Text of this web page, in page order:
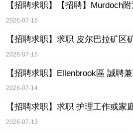
【招聘求职】 【招聘】Murdoch
2026-07-16
【招聘求职】求职 皮尔巴拉矿区
2026-07-15
【招聘求职】 Ellenbrook區 誠聘
2026-07-14
【招聘求职】求职 护理工作或家
2026-07-13